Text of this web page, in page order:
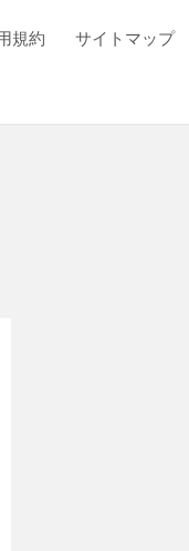
規約 サイトマップ